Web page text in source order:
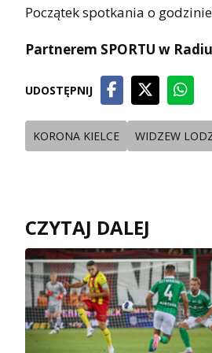
Początek spotkania o
Partnerem SPORTU w
UDOSTĘPNIJ
KORONA KIELCE WIDZEW
CZYTAJ DALEJ